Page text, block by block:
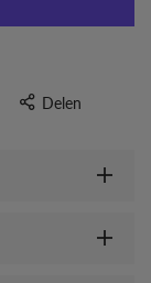
Delen